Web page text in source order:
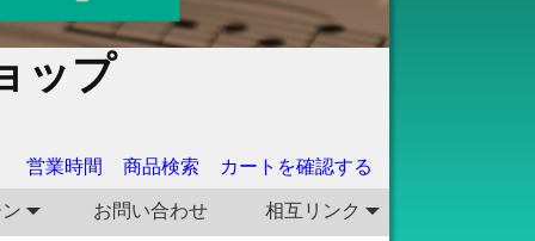
ップ
営業時間 商品検索
カートを確認する
お問い合わせ
相互リンク